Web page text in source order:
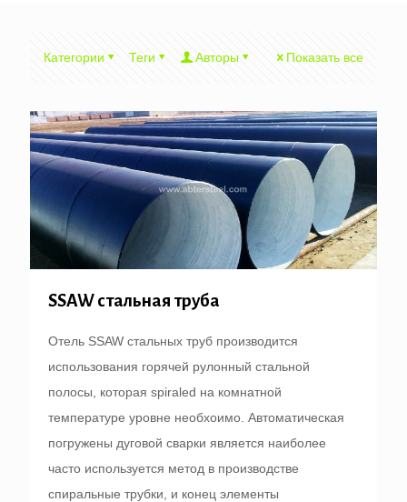
Категории Теги Авторы Показать все
SSAW стальная труба
Отель SSAW стальных труб производится
использования горячей рулонный стальной
полосы, которая spiraled на комнатной
температуре уровне необхоимо. Автоматическая
погружены дуговой сварки является наиболее
часто используется метод в производстве
спиральные трубки, и конец элементы